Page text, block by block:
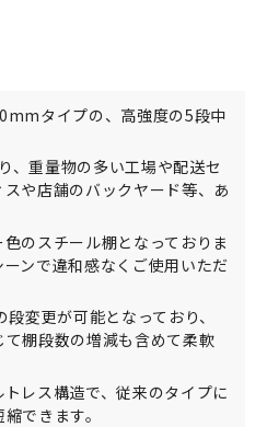
タイプの、高強度の5段中
、重量物の多い工場や配送セ
や店舗のバックヤード等、あ
のスチール棚となっておりま
ンで違和感なくご使用いただ
変更が可能となっており、
棚段数の増減も含めて柔軟
レス構造で、従来のタイプに
できます。